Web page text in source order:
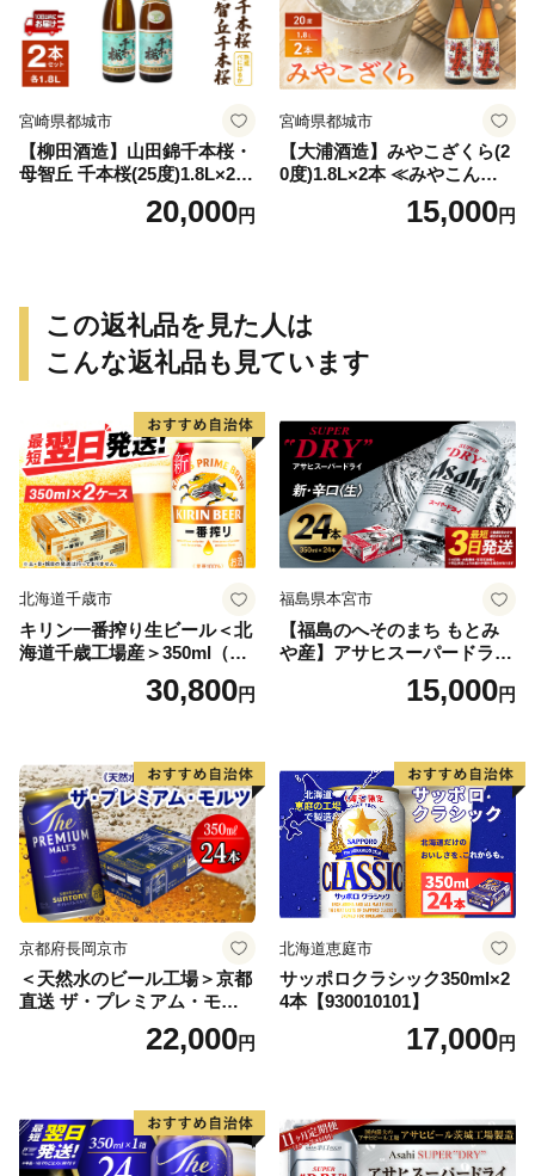
宮崎県都城市
【柳田酒造】山田錦千本桜・
母智丘 千本桜(25度)1.8L×2本
≪みやこんじょ特急便≫_AC
20,000円
宮崎県都城市
【大浦酒造】みやこざくら(2
0度)1.8L×2本 ≪みやこんじょ
特急便≫_MJ-077115,000円
この返礼品を見た人は
こんな返礼品も見ています
北海道千歳市
キリン一番搾り生ビール＜北
海道千歳工場産＞350ml（24
30,800円
福島県本宮市
【福島のへそのまち もとみ
や産】アサヒスーパードライ
350ml×24本 合計8.4L 1ケー
ス アルコール度数5% 缶ビー
口 送料無料 カメイ 本宮市
【07214-0206】
15,000円
京都府長岡京市
＜天然水のビール工場＞京都
直送 ザ・プレミアム・モル
ツ 350ml×24本 プレモル [149
22,000円
北海道恵庭市
サッポロクラシック350ml×2
4本【930010101】
17,000円